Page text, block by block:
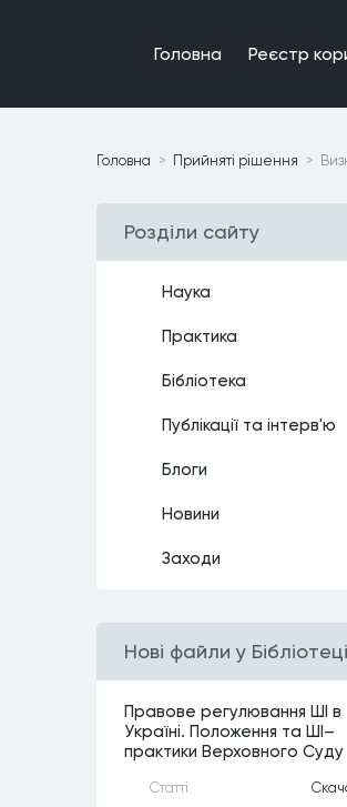
Головна Реєстр
Головна Прийнятi рiшення
Роздiли сайту
Наука
Практика
Бiблiотека
Публiкацiї та iнтерв'ю
Блоги
Новини
Заходи
Нові файли у Бібліотеці
Правове регулювання ШІ в
Україні. Положення та ШІ–
практики Верховного Суду
Статтi